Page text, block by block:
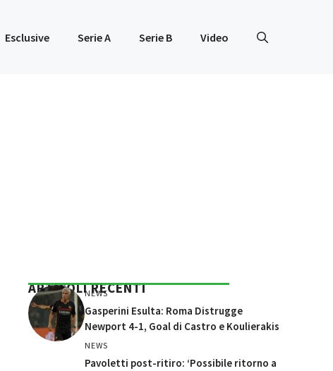
Esclusive Serie A Serie B Video
ARTICOLI RECENTI
NEWS
Gasperini Esulta: Roma Distrugge
Newport 4-1, Goal di Castro e Koulierakis
NEWS
Pavoletti post-ritiro: ‘Possibile ritorno a